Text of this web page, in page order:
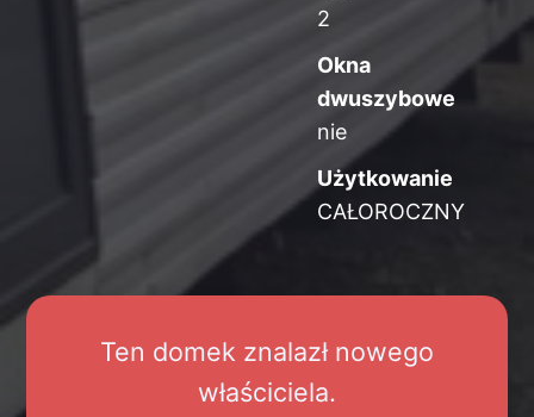
Ten domek znalazł nowego
właściciela.
2
Okna
dwuszybowe
nie
Użytkowanie
CAŁOROCZNY